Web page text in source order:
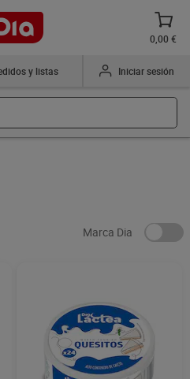
0,00 €
y listas Iniciar sesión
Marca Dia